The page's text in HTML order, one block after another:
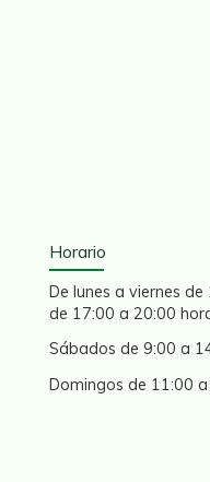
Horario
De lunes a viernes
de 17:00 a 20:00
Sábados de 9:00 a
Domingos de 11:00